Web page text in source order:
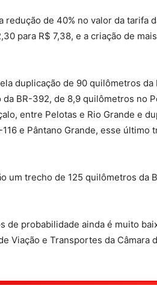
de 40% no valor da tarifa
para R$ 7,38, e a criação de
duplicação de 90 quilômetros da
BR-392, de 8,9 quilômetros no
entre Pelotas e Rio Grande e
e Pântano Grande, esse último
um trecho de 125 quilômetros da
de probabilidade ainda é muito
Viação e Transportes da Câmara